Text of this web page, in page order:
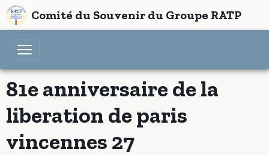
Comité du Souvenir du Groupe RATP
81e anniversaire de la
liberation de paris
vincennes 27